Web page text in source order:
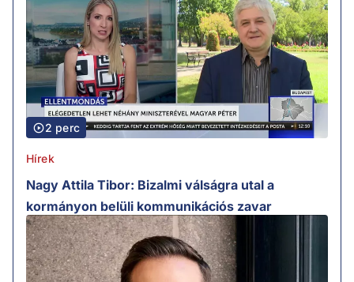
2 perc
Hírek
Nagy Attila Tibor: Bizalmi válságra utal a
kormányon belüli kommunikációs zavar